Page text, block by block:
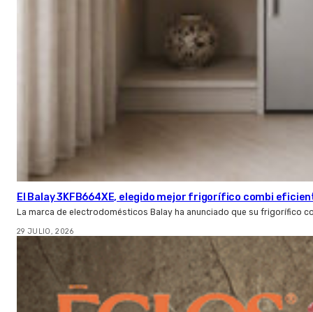
El Balay 3KFB664XE, elegido mejor frigorífico combi
La marca de electrodomésticos Balay ha anunciado que su frigorífico
29 JULIO, 2026